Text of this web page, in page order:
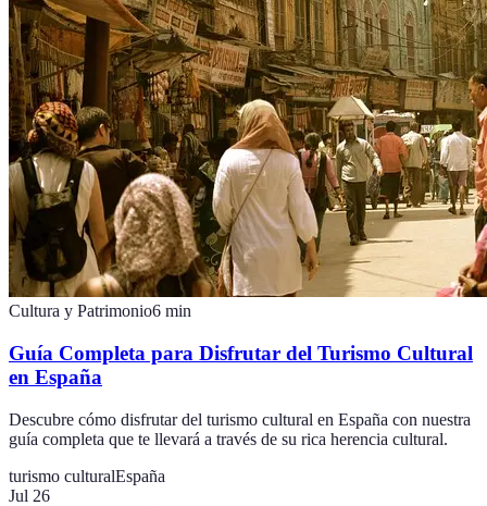
Cultura y Patrimonio6 min
Guía Completa para Disfrutar del Turismo Cultural
en España
Descubre cómo disfrutar del turismo cultural en España con nuestra
guía completa que te llevará a través de su rica herencia cultural.
turismo culturalEspaña
Jul 26